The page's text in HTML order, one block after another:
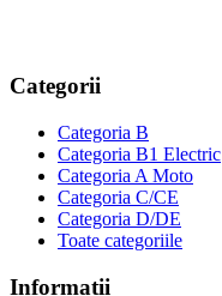
Categorii
Categoria B
Categoria B1 Electric
Categoria A Moto
Categoria C/CE
Categoria D/DE
Toate categoriile
Informații